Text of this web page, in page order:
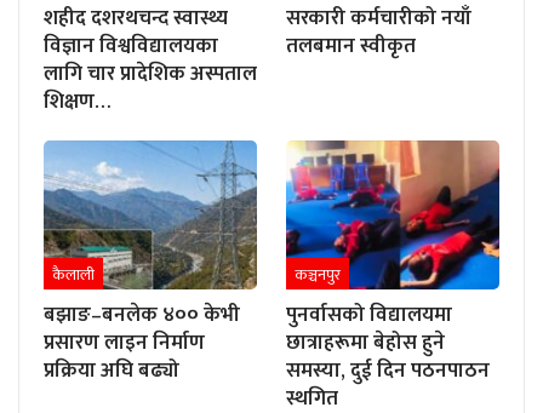
शहीद दशरथचन्द स्वास्थ्य
विज्ञान विश्वविद्यालयका
लागि चार प्रादेशिक अस्पताल
शिक्षण…
सरकारी कर्मचारीको नयाँ
तलबमान स्वीकृत
कैलाली
बझाङ–बनलेक ४०० केभी
प्रसारण लाइन निर्माण
प्रक्रिया अघि बढ्यो
कञ्चनपुर
पुनर्वासको विद्यालयमा
छात्राहरूमा बेहोस हुने
समस्या, दुई दिन पठनपाठन
स्थगित